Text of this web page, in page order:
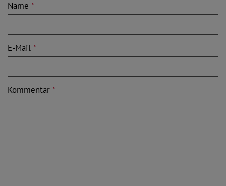
Name *
E-Mail *
Kommentar *